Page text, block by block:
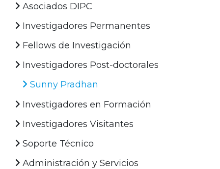
Asociados DIPC
Investigadores Permanentes
Fellows de Investigación
Investigadores Post-doctorales
Sunny Pradhan
Investigadores en Formación
Investigadores Visitantes
Soporte Técnico
Administración y Servicios